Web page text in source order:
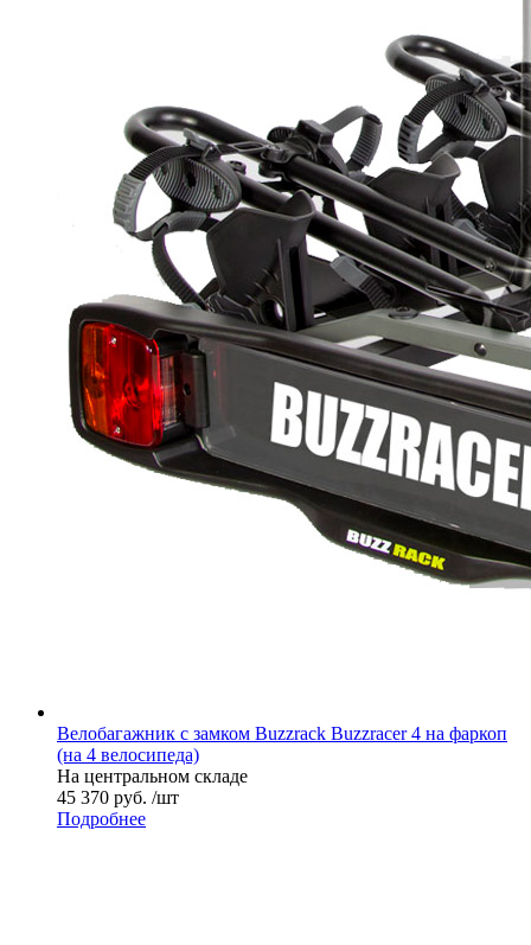
Велобагажник с замком Buzzrack Buzzracer 4 на фаркоп
(на 4 велосипеда)
На центральном складе
45 370 руб. /шт
Подробнее